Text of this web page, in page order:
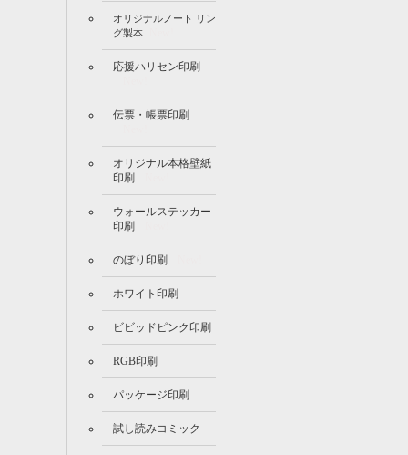
オリジナルノート リン
グ製本
応援ハリセン印刷
伝票・帳票印刷
オリジナル本格壁紙
印刷
ウォールステッカー
印刷
のぼり印刷
ホワイト印刷
ビビッドピンク印刷
RGB印刷
パッケージ印刷
試し読みコミック